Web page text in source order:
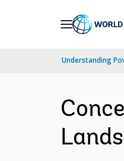
Understanding